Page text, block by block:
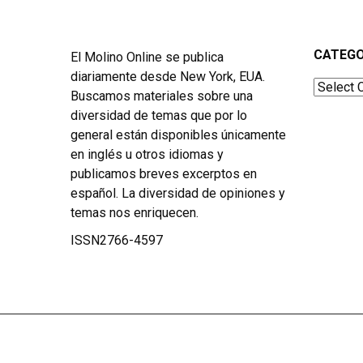
El Molino Online se publica
diariamente desde New York, EUA.
Buscamos materiales sobre una
diversidad de temas que por lo
general están disponibles únicamente
en inglés u otros idiomas y
publicamos breves excerptos en
español. La diversidad de opiniones y
temas nos enriquecen.
ISSN2766-4597